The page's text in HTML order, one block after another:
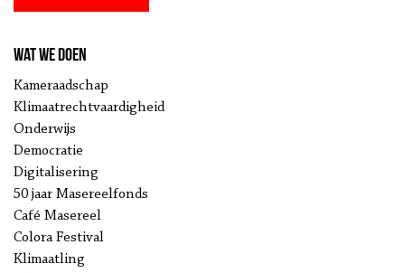
Wat we doen
Kameraadschap
Klimaatrechtvaardigheid
Onderwijs
Democratie
Digitalisering
50 jaar Masereelfonds
Café Masereel
Colora Festival
Klimaatling